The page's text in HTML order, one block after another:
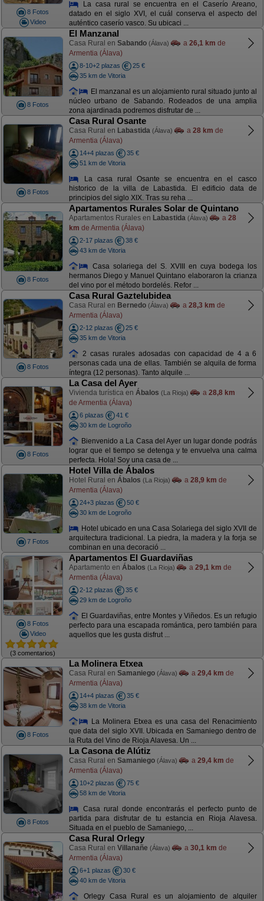
8 Fotos
Video
La casa rural se encuentra en el Caserío Areano,
datado en el siglo XVI, el cuál conserva el aspecto del
auténtico caserío vasco. Su ubicaci ...
8 Fotos
El Manzanal
Casa Rural en Sabando (Álava) a 26,1 km de
Armentia (Álava)
8-10+2 plazas
25 €
35 km de Vitoria
El manzanal es un alojamiento rural situado junto al
núcleo urbano de Sabando. Rodeados de una amplia
zona ajardinada podremos disfrutar de ...
8 Fotos
Casa Rural Osante
Casa Rural en Labastida (Álava) a 28 km de
Armentia (Álava)
14+4 plazas
35 €
51 km de Vitoria
La casa rural Osante se encuentra en el casco
historico de la villa de Labastida. El edificio data de
principios del siglo XIX. Tras su reha ...
8 Fotos
Apartamentos Rurales Solar de Quintano
Apartamentos Rurales en Labastida (Álava) a 28
km de Armentia (Álava)
2-17 plazas
38 €
43 km de Vitoria
Casa solariega del S. XVIII en cuya bodega los
hermanos Diego y Manuel Quintano elaboraron la crianza
del vino por el método bordelés. Refor ...
8 Fotos
Casa Rural Gaztelubidea
Casa Rural en Bernedo (Álava) a 28,3 km de
Armentia (Álava)
2-12 plazas
25 €
35 km de Vitoria
2 casas rurales adosadas con capacidad de 4 a 6
personas cada una de ellas. También se alquila de forma
íntegra (12 personas). Tanto alquile ...
8 Fotos
La Casa del Ayer
Vivienda turística en Ábalos (La Rioja) a 28,8 km
de Armentia (Álava)
6 plazas
41 €
30 km de Logroño
Bienvenido a La Casa del Ayer un lugar donde podrás
lograr que el tiempo se detenga y te envuelva una calma
perfecta. Hola! Soy una casa de ...
7 Fotos
Hotel Villa de Ábalos
Hotel Rural en Ábalos (La Rioja) a 28,9 km de
Armentia (Álava)
24+3 plazas
50 €
30 km de Logroño
Hotel ubicado en una Casa Solariega del siglo XVII de
arquitectura tradicional. La piedra, la madera y la forja se
combinan en una decoració ...
8 Fotos
Video
(3 comentarios)
Apartamentos El Guardaviñas
Apartamento en Ábalos (La Rioja) a 29,1 km de
Armentia (Álava)
2-12 plazas
35 €
29 km de Logroño
El Guardaviñas, entre Montes y Viñedos. Es un refugio
perfecto para una escapada romántica, pero también para
aquellos que les gusta disfrut ...
8 Fotos
La Molinera Etxea
Casa Rural en Samaniego (Álava) a 29,4 km de
Armentia (Álava)
14+4 plazas
35 €
38 km de Vitoria
La Molinera Etxea es una casa del Renacimiento
que data del siglo XVII. Ubicada en Samaniego dentro de
la Ruta del Vino de Rioja Alavesa. Un ...
8 Fotos
La Casona de Alútiz
Casa Rural en Samaniego (Álava) a 29,4 km de
Armentia (Álava)
10+2 plazas
75 €
58 km de Vitoria
Casa rural donde encontrarás el perfecto punto de
partida para disfrutar de tu estancia en Rioja Alavesa.
Situada en el pueblo de Samaniego, ...
Casa Rural Orlegy
Casa Rural en Villanañe (Álava) a 30,1 km de
Armentia (Álava)
6+1 plazas
30 €
40 km de Vitoria
Orlegy Casa Rural es un alojamiento de alquiler